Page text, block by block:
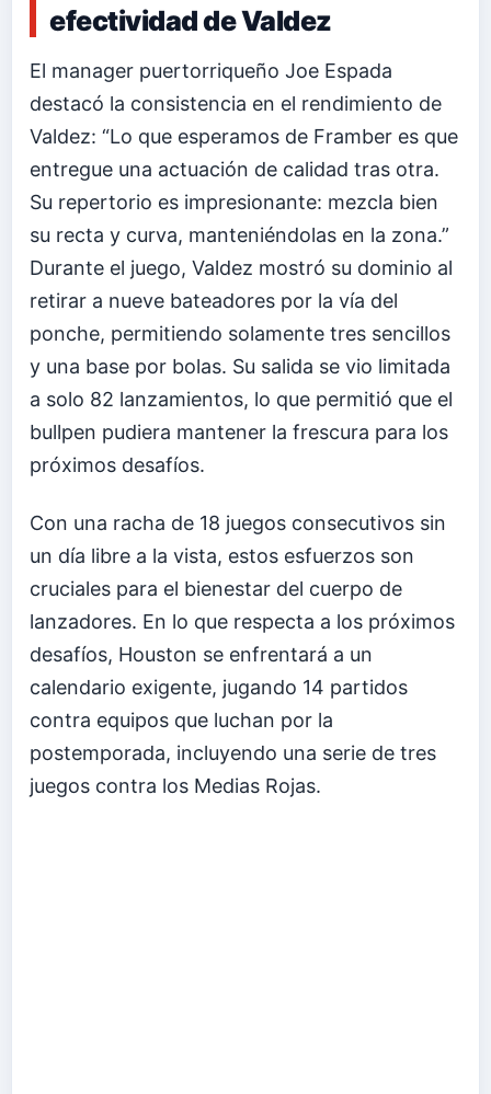
efectividad de Valdez
El manager puertorriqueño Joe Espada
destacó la consistencia en el rendimiento de
Valdez: “Lo que esperamos de Framber es que
entregue una actuación de calidad tras otra.
Su repertorio es impresionante: mezcla bien
su recta y curva, manteniéndolas en la zona.”
Durante el juego, Valdez mostró su dominio al
retirar a nueve bateadores por la vía del
ponche, permitiendo solamente tres sencillos
y una base por bolas. Su salida se vio limitada
a solo 82 lanzamientos, lo que permitió que el
bullpen pudiera mantener la frescura para los
próximos desafíos.
Con una racha de 18 juegos consecutivos sin
un día libre a la vista, estos esfuerzos son
cruciales para el bienestar del cuerpo de
lanzadores. En lo que respecta a los próximos
desafíos, Houston se enfrentará a un
calendario exigente, jugando 14 partidos
contra equipos que luchan por la
postemporada, incluyendo una serie de tres
juegos contra los Medias Rojas.